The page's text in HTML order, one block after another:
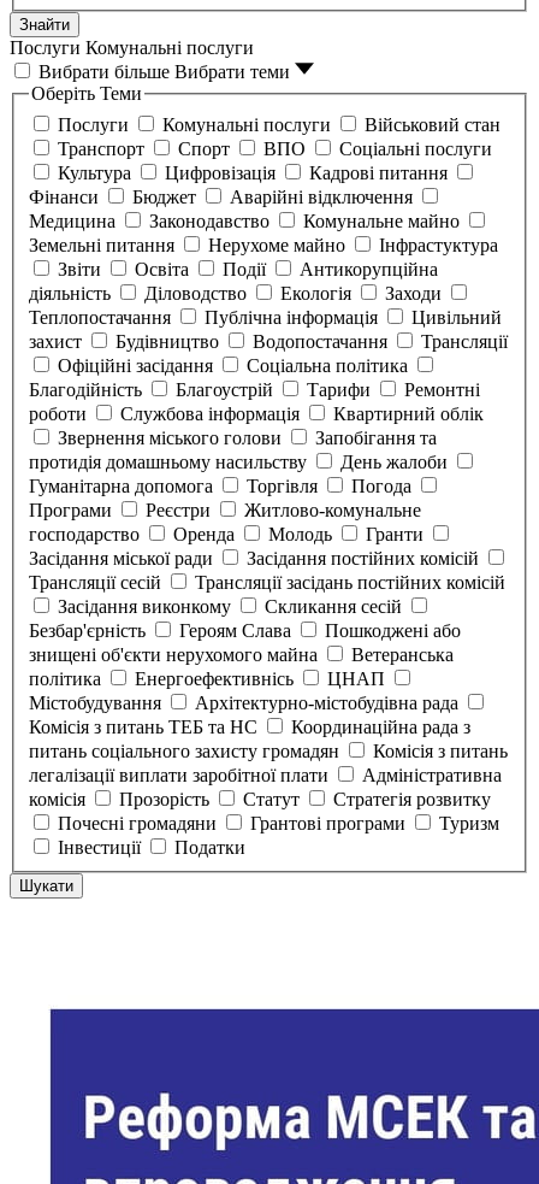
Знайти
Послуги Комунальні послуги
Вибрати більше Вибрати теми
Оберіть Теми
Послуги
Комунальні послуги
Військовий стан
Транспорт
Спорт ВПО
Соціальні послуги
Культура
Цифровізація
Кадрові питання
Фінанси
Бюджет
Аварійні відключення
Медицина
Законодавство
Комунальне майно
Земельні питання
Нерухоме майно
Інфрастуктура
Звіти
Освіта Події
Антикорупційна
діяльність
Діловодство Екологія
Заходи
Теплопостачання
Публічна інформація
Цивільний
захист
Будівництво Водопостачання
Трансляції
Офіційні засідання
Соціальна політика
Благодійність
Благоустрій Тарифи
Ремонтні
роботи
Службова інформація
Квартирний облік
Звернення міського голови
Запобігання та
протидія домашньому насильству
День жалоби
Гуманітарна допомога
Торгівля
Погода
Програми
Реєстри
Житлово-комунальне
господарство
Оренда Молодь
Гранти
Засідання міської ради
Засідання постійних комісій
Трансляції сесій
Трансляції засідань постійних комісій
Засідання виконкому
Скликання сесій
Безбар'єрність
Героям Слава
Пошкоджені або
знищені об'єкти нерухомого майна
Ветеранська
політика
Енергоефективнісь
ЦНАП
Містобудування
Архітектурно-містобудівна рада
Комісія з питань ТЕБ та НС
Координаційна рада з
питань соціального захисту громадян
Комісія з питань
легалізації виплати заробітної плати
Адміністративна
комісія
Прозорість Статут
Стратегія розвитку
Почесні громадяни
Грантові програми
Туризм
Інвестиції
Податки
Шукати